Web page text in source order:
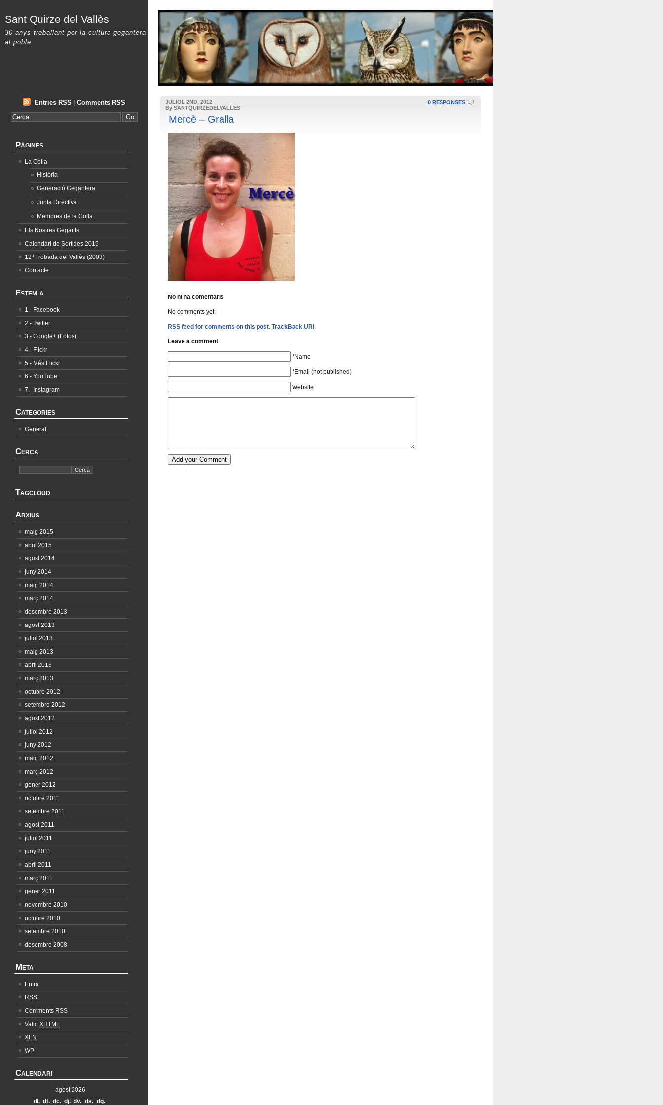
0 RESPONSES
JULIOL 2ND, 2012
By SANTQUIRZEDELVALLES
Mercè – Gralla
No hi ha comentaris
No comments yet.
RSS feed for comments on this post. TrackBack URI
Leave a comment
*Name
*Email (not published)
Website
Sant Quirze del Vallès
30 anys treballant per la cultura gegantera
al poble
Entries RSS Comments RSS
Pàgines
La Colla
Història
Generació Gegantera
Junta Directiva
Membres de la Colla
Els Nostres Gegants
Calendari de Sortides 2015
12ª Trobada del Vallès (2003)
Contacte
Estem a
1.- Facebook
2.- Twitter
3.- Google+ (Fotos)
4.- Flickr
5.- Més Flickr
6.- YouTube
7.- Instagram
Categories
General
Cerca
Tagcloud
Arxius
maig 2015
abril 2015
agost 2014
juny 2014
maig 2014
març 2014
desembre 2013
agost 2013
juliol 2013
maig 2013
abril 2013
març 2013
octubre 2012
setembre 2012
agost 2012
juliol 2012
juny 2012
maig 2012
març 2012
gener 2012
octubre 2011
setembre 2011
agost 2011
juliol 2011
juny 2011
abril 2011
març 2011
gener 2011
novembre 2010
octubre 2010
setembre 2010
desembre 2008
Meta
Entra
RSS
Comments RSS
Valid XHTML
XFN
WP
Calendari
agost 2026
dl. dt. dc. dj. dv. ds. dg.